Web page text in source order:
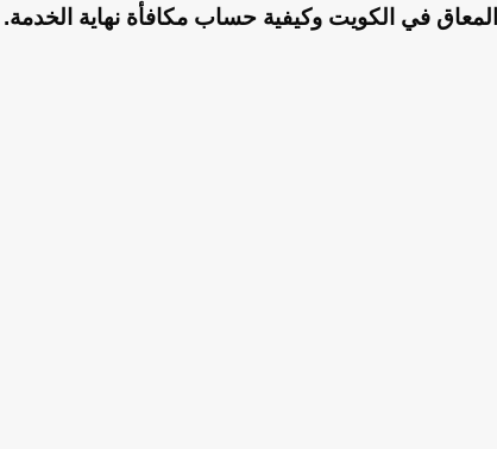
في الكويت وكيفية حساب مكافأة نهاية الخدمة.